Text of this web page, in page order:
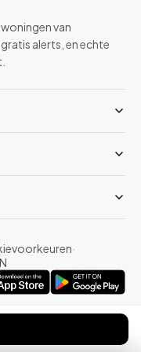
van
alerts, en echte
·